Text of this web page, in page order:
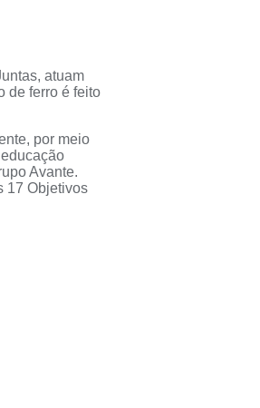
atuam
de ferro é feito
por meio
Avante.
17 Objetivos